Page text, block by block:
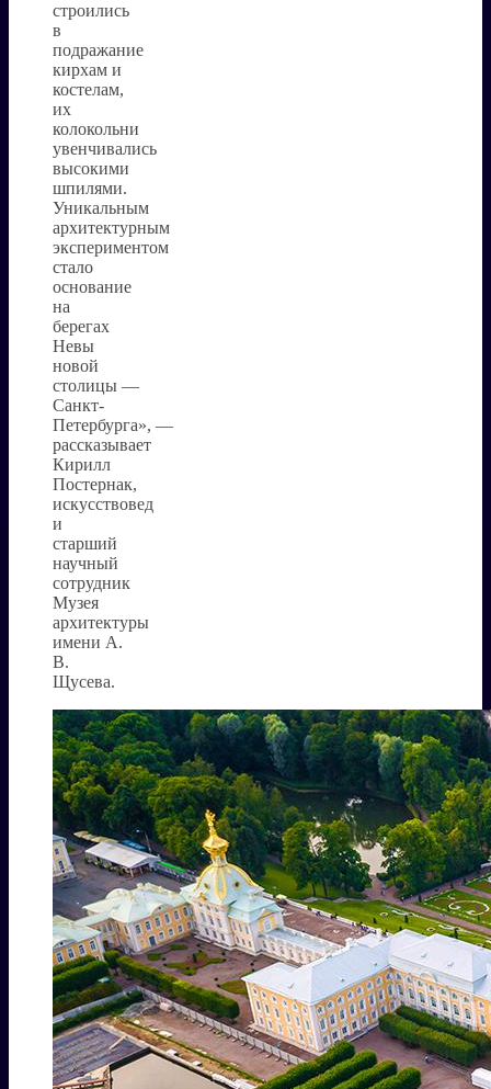
строились
в
подражание
кирхам и
костелам,
их
колокольни
увенчивались
высокими
шпилями.
Уникальным
архитектурным
экспериментом
стало
основание
на
берегах
Невы
новой
столицы —
Санкт-
Петербурга», —
рассказывает
Кирилл
Постернак,
искусствовед
и
старший
научный
сотрудник
Музея
архитектуры
имени А.
В.
Щусева.